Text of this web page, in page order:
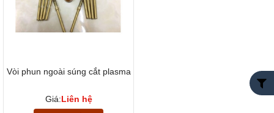
Vòi phun ngoài súng cắt plasma
Giá:Liên hệ